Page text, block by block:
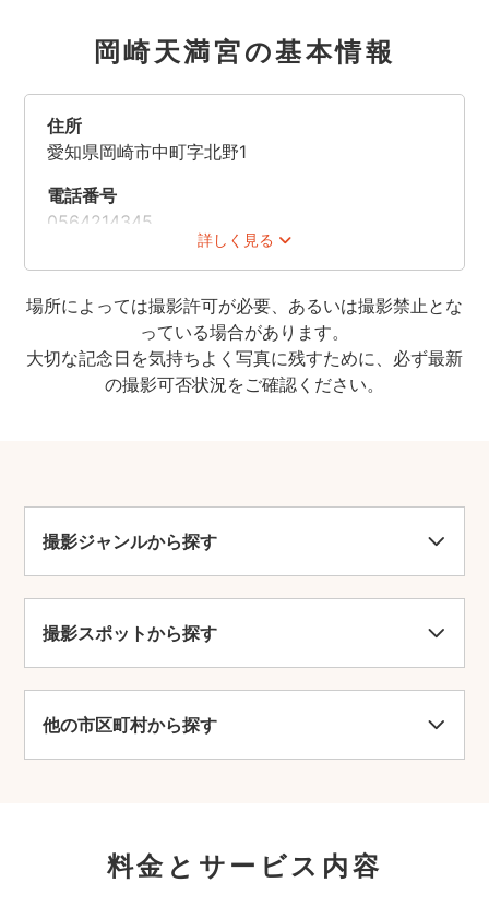
岡崎天満宮の基本情報
詳しく見る
住所
愛知県岡崎市中町字北野1
電話番号
0564214345
場所によっては撮影許可が必要、あるいは撮影禁止とな
っている場合があります。
大切な記念日を気持ちよく写真に残すために、必ず最新
の撮影可否状況をご確認ください。
撮影ジャンルから探す
撮影スポットから探す
他の市区町村から探す
料金とサービス内容